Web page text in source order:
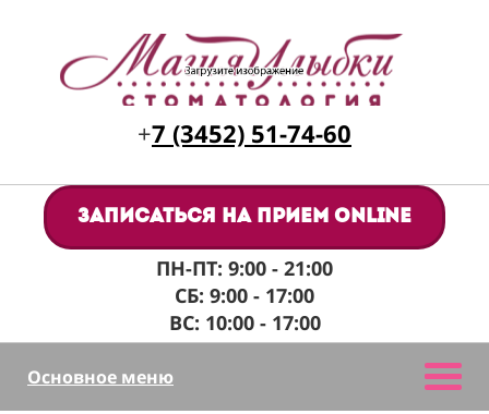
+7 (3452) 51-74-60
Записаться на прием online
ПН-ПТ: 9:00 - 21:00
СБ: 9:00 - 17:00
ВС: 10:00 - 17:00
Основное меню